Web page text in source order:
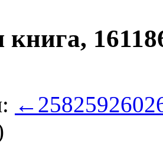
книга,
← 258259260